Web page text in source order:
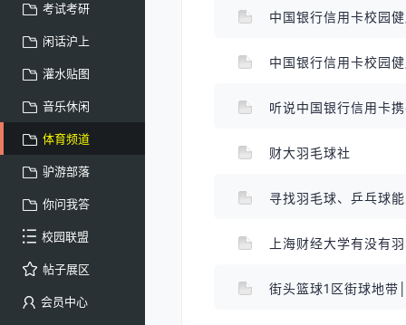
考试考研
闲话沪上
灌水贴图
音乐休闲
体育频道
驴游部落
你问我答
校园联盟
帖子展区
会员中心
听说中国银行信用卡
财大羽毛球社
寻找羽毛球、乒乓球
上海财经大学有没有
街头篮球1区街球地